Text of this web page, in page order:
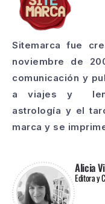
Sitemarca fue
noviembre de
comunicación y
a viajes y
astrología y el
marca y se
Alicia
Editora y